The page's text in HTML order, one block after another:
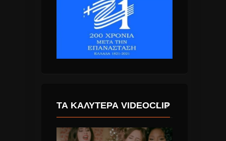
ΤΑ ΚΑΛΎΤΕΡΑ VIDEOCLIP